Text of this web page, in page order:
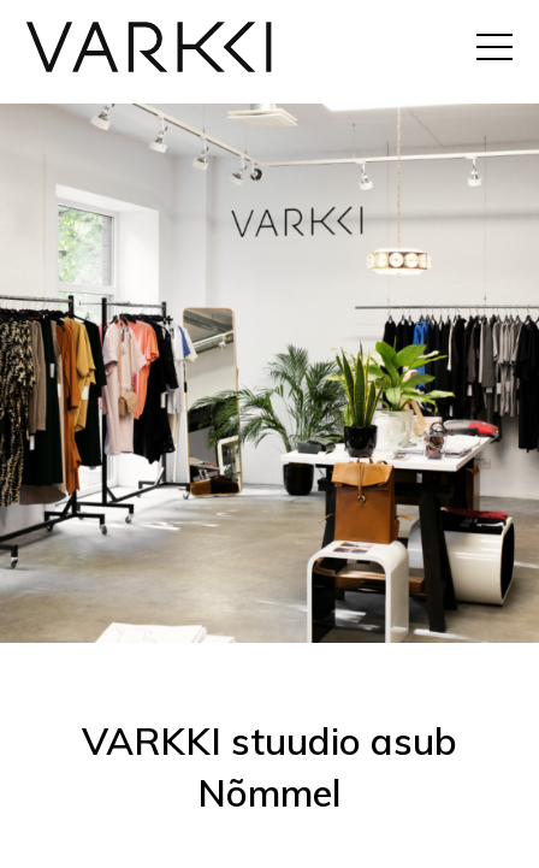
VARKKI stuudio asub
Nõmmel